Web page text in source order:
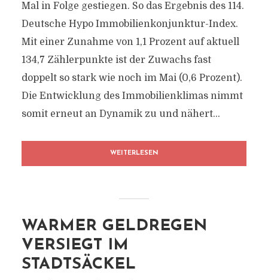
Mal in Folge gestiegen. So das Ergebnis des 114.
Deutsche Hypo Immobilienkonjunktur-Index.
Mit einer Zunahme von 1,1 Prozent auf aktuell
134,7 Zählerpunkte ist der Zuwachs fast
doppelt so stark wie noch im Mai (0,6 Prozent).
Die Entwicklung des Immobilienklimas nimmt
somit erneut an Dynamik zu und nähert...
WEITERLESEN
WARMER GELDREGEN
VERSIEGT IM
STADTSÄCKEL